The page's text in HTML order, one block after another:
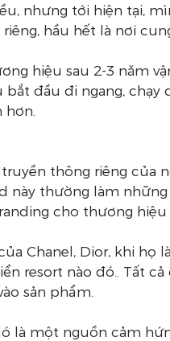
nhưng tới hiện tại,
hầu hết là nơi
hiệu sau 2-3 năm
đầu đi ngang, chạy
thông riêng của
này thường làm
cho thương hiệu
Chanel, Dior, khi họ
resort nào đó.. Tất
sản phẩm.
là một nguồn cảm